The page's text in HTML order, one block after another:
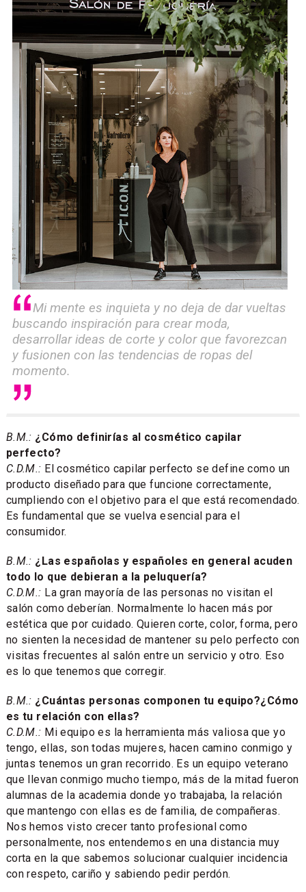
Mi mente es inquieta y no deja de dar vueltas
buscando inspiración para crear moda,
desarrollar ideas de corte y color que favorezcan
y fusionen con las tendencias de ropas del
momento.
B.M.: ¿Cómo definirías al cosmético capilar
perfecto?
C.D.M.: El cosmético capilar perfecto se define como un
producto diseñado para que funcione correctamente,
cumpliendo con el objetivo para el que está recomendado.
Es fundamental que se vuelva esencial para el
consumidor.
B.M.: ¿Las españolas y españoles en general acuden
todo lo que debieran a la peluquería?
C.D.M.: La gran mayoría de las personas no visitan el
salón como deberían. Normalmente lo hacen más por
estética que por cuidado. Quieren corte, color, forma, pero
no sienten la necesidad de mantener su pelo perfecto con
visitas frecuentes al salón entre un servicio y otro. Eso
es lo que tenemos que corregir.
B.M.: ¿Cuántas personas componen tu equipo?¿Cómo
es tu relación con ellas?
C.D.M.: Mi equipo es la herramienta más valiosa que yo
tengo, ellas, son todas mujeres, hacen camino conmigo y
juntas tenemos un gran recorrido. Es un equipo veterano
que llevan conmigo mucho tiempo, más de la mitad fueron
alumnas de la academia donde yo trabajaba, la relación
que mantengo con ellas es de familia, de compañeras.
Nos hemos visto crecer tanto profesional como
personalmente, nos entendemos en una distancia muy
corta en la que sabemos solucionar cualquier incidencia
con respeto, cariño y sabiendo pedir perdón.